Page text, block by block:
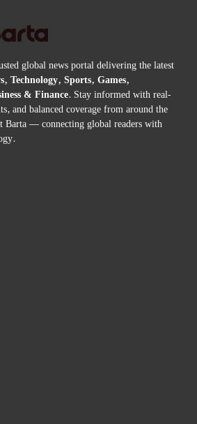
global news portal delivering the latest
Technology, Sports, Games,
& Finance. Stay informed with real-
and balanced coverage from around the
Barta — connecting global readers with